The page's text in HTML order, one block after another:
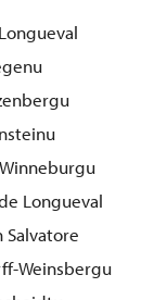
Longueval
Salvatore
Weinsbergu